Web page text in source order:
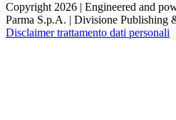
Copyright 2026 | Engineered and
Parma S.p.A. | Divisione Publishing
Disclaimer trattamento dati personali